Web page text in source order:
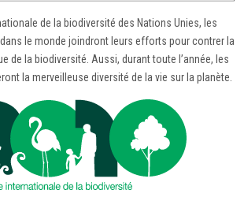
de la biodiversité des Nations Unies, les
le monde joindront leurs efforts pour contrer la
de la biodiversité. Aussi, durant toute l’année, les
la merveilleuse diversité de la vie sur la planète.